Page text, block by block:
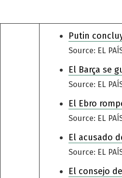
Putin
Source: EL
El Barça se
Source: EL
El Ebro
Source: EL
El acusado
Source: EL
El consejo